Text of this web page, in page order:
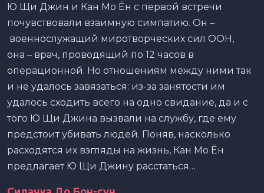
Ю Щи Джин и Кан Мо Ён с первой встречи
почувствовали взаимную симпатию. Он –
военнослужащий миротворческих сил ООН,
она – врач, проводящий по 12 часов в
операционной. Но отношениям между ними так
и не удалось завязаться: из-за занятости им
удалось сходить всего на одно свидание, да и с
того Ю Щи Джина вызвали на службу, где ему
предстоит убивать людей. Поняв, насколько
расходятся их взгляды на жизнь, Кан Мо Ён
предлагает Ю Щи Джину расстаться…